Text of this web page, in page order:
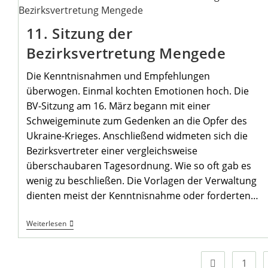
11. Sitzung der
Bezirksvertretung Mengede
Die Kenntnisnahmen und Empfehlungen
überwogen. Einmal kochten Emotionen hoch. Die
BV-Sitzung am 16. März begann mit einer
Schweigeminute zum Gedenken an die Opfer des
Ukraine-Krieges. Anschließend widmeten sich die
Bezirksvertreter einer vergleichsweise
überschaubaren Tagesordnung. Wie so oft gab es
wenig zu beschließen. Die Vorlagen der Verwaltung
dienten meist der Kenntnisnahme oder forderten…
Weiterlesen11.
Sitzung
Zur vorherigen
1